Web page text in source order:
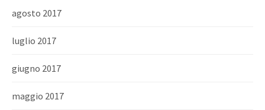
agosto 2017
luglio 2017
giugno 2017
maggio 2017